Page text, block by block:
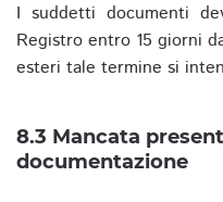
I suddetti documenti
Registro entro 15 giorni
esteri tale termine si
8.3 Mancata
documentazione